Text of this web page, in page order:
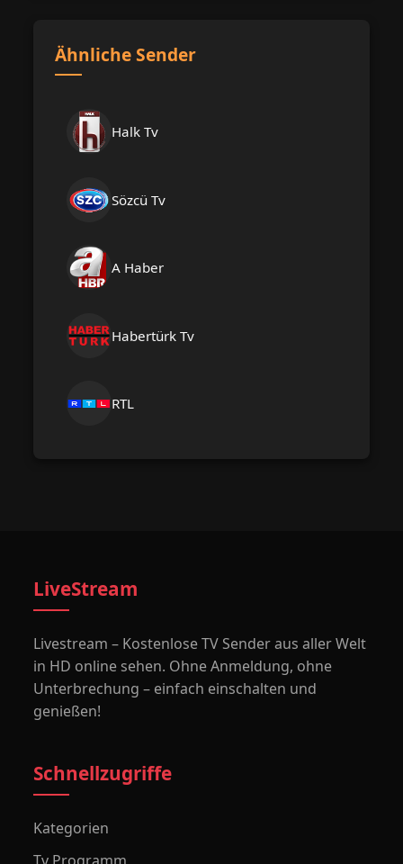
Ähnliche Sender
Halk Tv
Sözcü Tv
A Haber
Habertürk Tv
RTL
LiveStream
Livestream – Kostenlose TV Sender aus aller Welt
in HD online sehen. Ohne Anmeldung, ohne
Unterbrechung – einfach einschalten und
genießen!
Schnellzugriffe
Kategorien